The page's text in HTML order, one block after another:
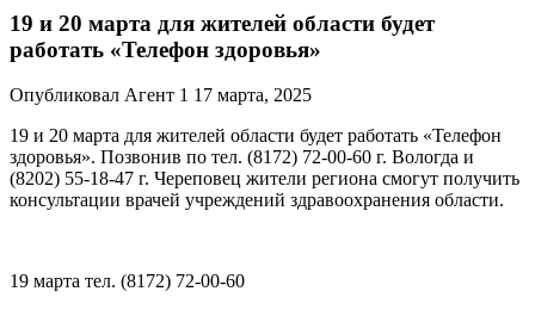
19 и 20 марта для жителей области будет
работать «Телефон здоровья»
Опубликовал Агент 1 17 марта, 2025
19 и 20 марта для жителей области будет работать «Телефон
здоровья». Позвонив по тел. (8172) 72-00-60 г. Вологда и
(8202) 55-18-47 г. Череповец жители региона смогут получить
консультации врачей учреждений здравоохранения области.
19 марта тел. (8172) 72-00-60